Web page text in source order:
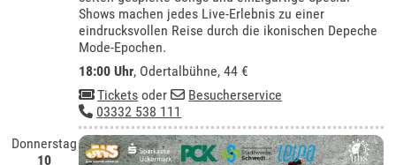
Shows machen jedes Live-Erlebnis zu einer
eindrucksvollen Reise durch die ikonischen Depeche
Mode-Epochen.
18:00 Uhr, Odertalbühne, 44 €
Tickets oder
Besucherservice
03332 538 111
Donnerstag
10